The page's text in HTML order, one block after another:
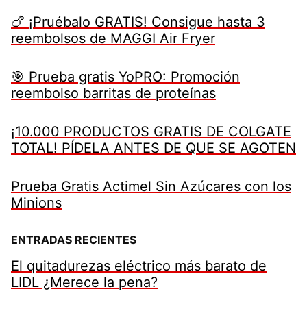
🍗 ¡Pruébalo GRATIS! Consigue hasta 3
reembolsos de MAGGI Air Fryer
🎯 Prueba gratis YoPRO: Promoción
reembolso barritas de proteínas
¡10.000 PRODUCTOS GRATIS DE COLGATE
TOTAL! PÍDELA ANTES DE QUE SE AGOTEN
Prueba Gratis Actimel Sin Azúcares con los
Minions
ENTRADAS RECIENTES
El quitadurezas eléctrico más barato de
LIDL ¿Merece la pena?